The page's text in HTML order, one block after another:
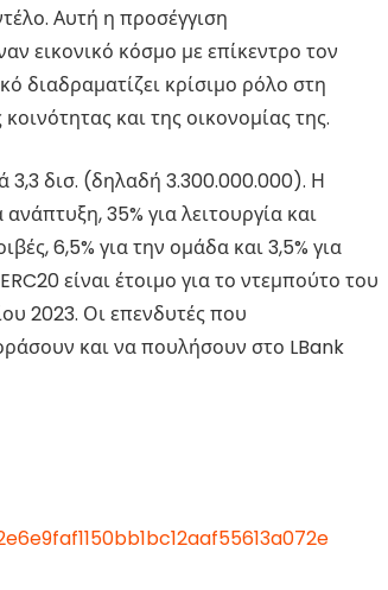
Αυτή η προσέγγιση
εικονικό κόσμο με επίκεντρο τον
διαδραματίζει κρίσιμο ρόλο στη
και της οικονομίας της.
3,3 δισ. (δηλαδή 3.300.000.000). Η
35% για λειτουργία και
6,5% για την ομάδα και 3,5% για
είναι έτοιμο για το ντεμπούτο του
2023. Οι επενδυτές που
και να πουλήσουν στο LBank